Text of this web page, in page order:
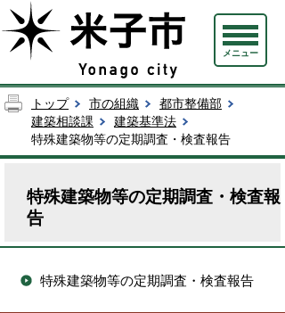
メニュー
トップ 市の組織
都市整備部
建築相談課
建築基準法
特殊建築物等の定期調査・検査報告
特殊建築物等の定期調査・検査報
告
特殊建築物等の定期調査・検査報告